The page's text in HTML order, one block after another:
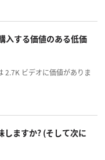
入する価値のある低価
2.7K ビデオに価値がありま
しますか? (そして次に